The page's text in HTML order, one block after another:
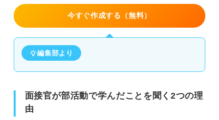
③実績や結果の自慢になっている
部活動で学んだことは入社後を見すえた内容を伝え
て合格をつかもう！
今すぐ作成する（無料）
編集部より
面接官が部活動で学んだことを聞く2つの理
由
個人競技
団体競技
例文①仲間の大切さ